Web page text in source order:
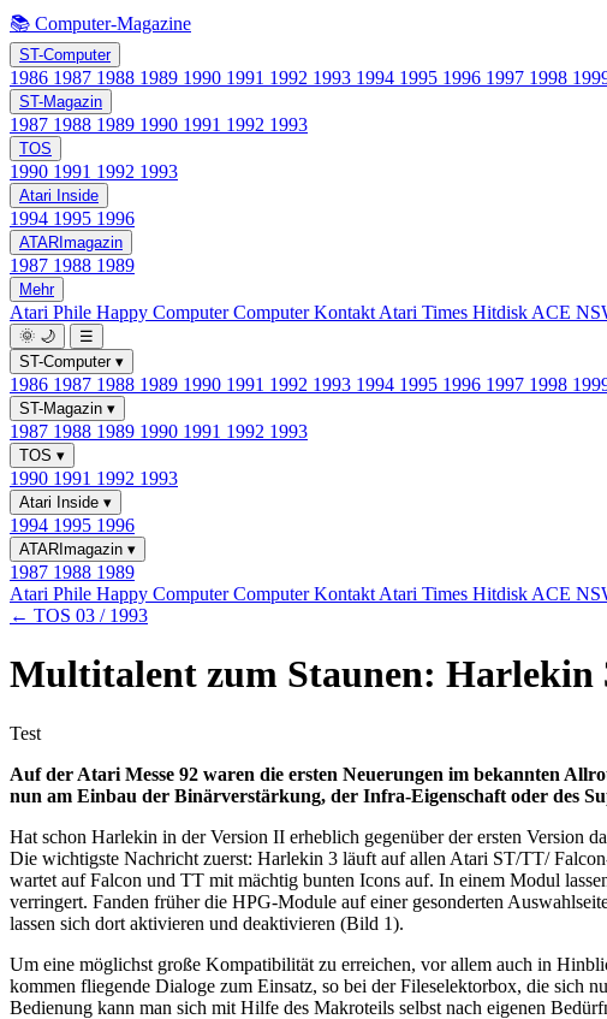
📚 Computer-Magazine
ST-Computer
1986 1987 1988 1989 1990 1991 1992 1993 1994 1995 1996 1997 1998
ST-Magazin
1987 1988 1989 1990 1991 1992 1993
TOS
1990 1991 1992 1993
Atari Inside
1994 1995 1996
ATARImagazin
1987 1988 1989
Mehr
Atari Phile Happy ComputerComputer Kontakt Atari Times Hitdisk ACE
🌞 🌙
☰
ST-Computer ▾
1986 1987 1988 1989 1990 1991 1992 1993 1994 1995 1996 1997 1998
ST-Magazin ▾
1987 1988 1989 1990 1991 1992 1993
TOS ▾
1990 1991 1992 1993
Atari Inside ▾
1994 1995 1996
ATARImagazin ▾
1987 1988 1989
Atari Phile Happy ComputerComputer Kontakt Atari Times Hitdisk ACE
← TOS 03 / 1993
Multitalent zum Staunen: Harlekin
Test
Auf der Atari Messe 92 waren die ersten Neuerungen im bekannten
nun am Einbau der Binärverstärkung, der Infra-Eigenschaft oder des
Hat schon Harlekin in der Version II erheblich gegenüber der ersten Version
Die wichtigste Nachricht zuerst: Harlekin 3 läuft auf allen Atari ST/TT/
wartet auf Falcon und TT mit mächtig bunten Icons auf. In einem Modul
verringert. Fanden früher die HPG-Module auf einer gesonderten
lassen sich dort aktivieren und deaktivieren (Bild 1).
Um eine möglichst große Kompatibilität zu erreichen, vor allem auch in
kommen fliegende Dialoge zum Einsatz, so bei der Fileselektorbox, die sich
Bedienung kann man sich mit Hilfe des Makroteils selbst nach eigenen